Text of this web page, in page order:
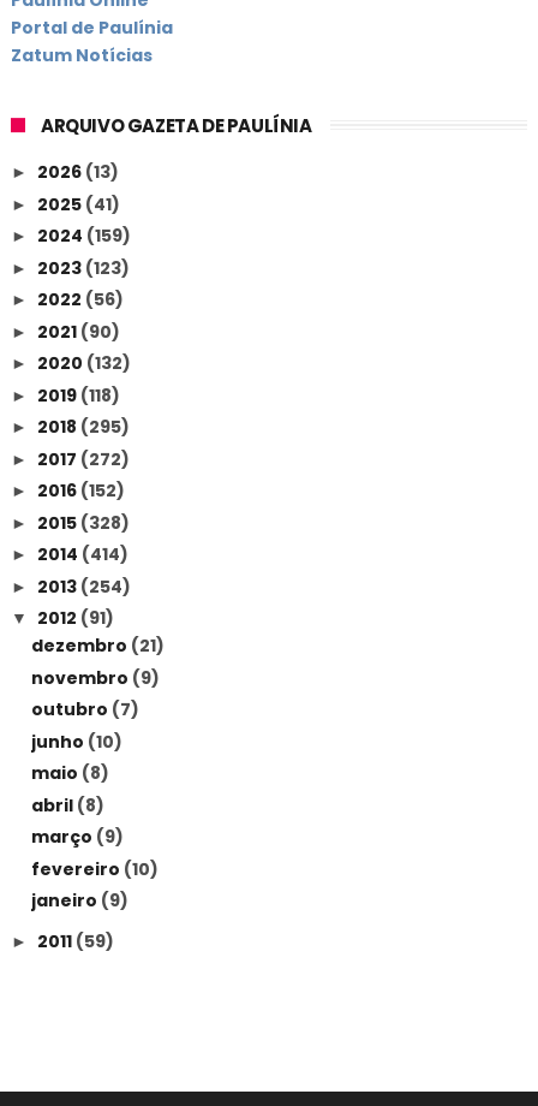
Portal de Paulínia
Zatum Notícias
ARQUIVO GAZETA DE PAULÍNIA
► 2026 (13)
► 2025 (41)
► 2024 (159)
► 2023 (123)
► 2022 (56)
► 2021 (90)
► 2020 (132)
► 2019 (118)
► 2018 (295)
► 2017 (272)
► 2016 (152)
► 2015 (328)
► 2014 (414)
► 2013 (254)
▼ 2012 (91)
dezembro (21)
novembro (9)
outubro (7)
junho (10)
maio (8)
abril (8)
março (9)
fevereiro (10)
janeiro (9)
► 2011 (59)